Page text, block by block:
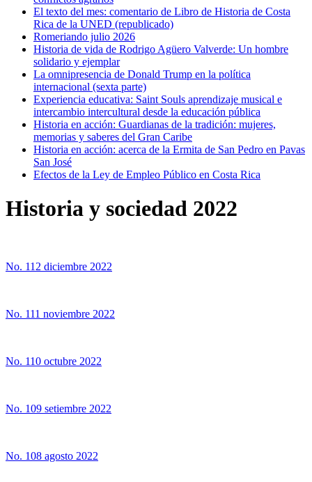
El texto del mes: comentario de Libro de Historia de Costa
Rica de la UNED (republicado)
Romeriando julio 2026
Historia de vida de Rodrigo Agüero Valverde: Un hombre
solidario y ejemplar
La omnipresencia de Donald Trump en la política
internacional (sexta parte)
Experiencia educativa: Saint Souls aprendizaje musical e
intercambio intercultural desde la educación pública
Historia en acción: Guardianas de la tradición: mujeres,
memorias y saberes del Gran Caribe
Historia en acción: acerca de la Ermita de San Pedro en Pavas
San José
Efectos de la Ley de Empleo Público en Costa Rica
Historia y sociedad 2022
No. 112 diciembre 2022
No. 111 noviembre 2022
No. 110 octubre 2022
No. 109 setiembre 2022
No. 108 agosto 2022